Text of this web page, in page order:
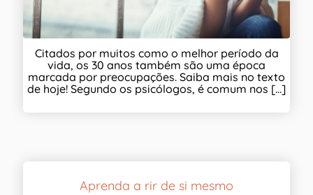
Citados por muitos como o melhor período da
vida, os 30 anos também são uma época
marcada por preocupações. Saiba mais no texto
de hoje! Segundo os psicólogos, é comum nos [...]
Aprenda a rir de si mesmo